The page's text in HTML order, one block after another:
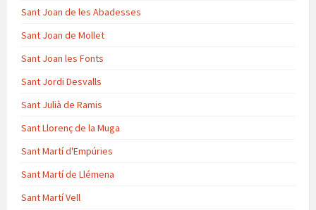
Sant Joan de les Abadesses
Sant Joan de Mollet
Sant Joan les Fonts
Sant Jordi Desvalls
Sant Julià de Ramis
Sant Llorenç de la Muga
Sant Martí d'Empúries
Sant Martí de Llémena
Sant Martí Vell